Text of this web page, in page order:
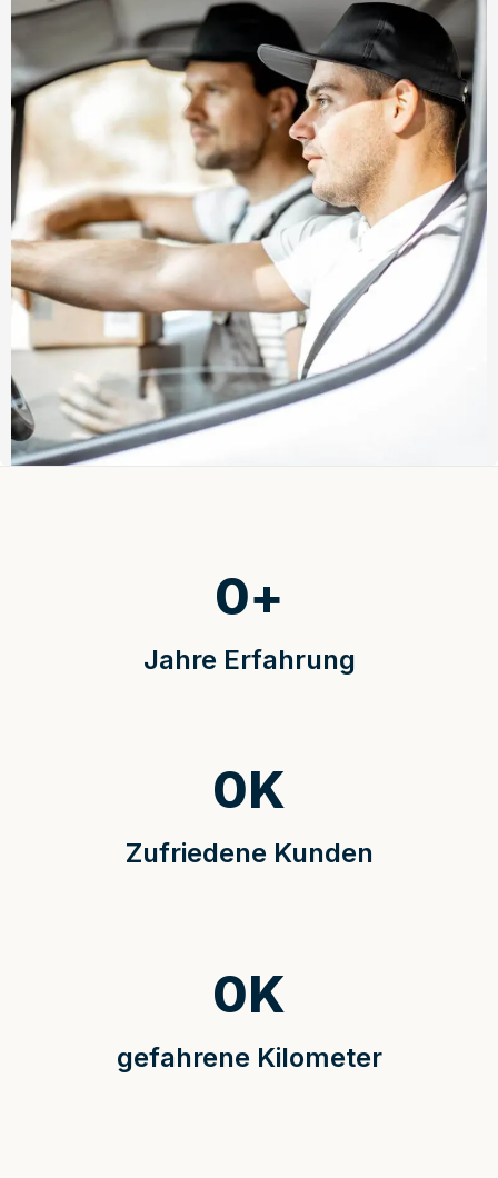
Jahre Erfahrung
0+
Zufriedene Kunden
0K
gefahrene Kilometer
0K